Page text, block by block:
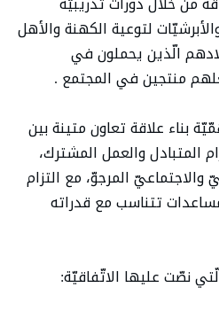
لتوعية الكهنة والأهل
الّذين يحملون في
منتجين في المجتمع .
بناء علاقة تعاون متينة بين
المتبادل والعمل المشترك،
المرجوّ، مع التزام
تتناسب مع قدراته
نصّت عليها الاتّفاقيّة: